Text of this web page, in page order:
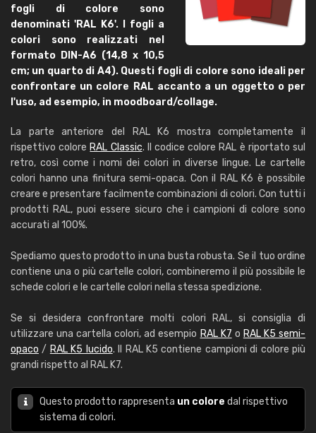
fogli di colore sono
denominati 'RAL K6'. I fogli a
colori sono realizzati nel
formato DIN-A6 (14,8 x 10,5
cm; un quarto di A4). Questi fogli di colore sono ideali per
confrontare un colore RAL accanto a un oggetto o per
l'uso, ad esempio, in moodboard/collage.
La parte anteriore del RAL K6 mostra completamente il
rispettivo colore RAL Classic. Il codice colore RAL è riportato sul
retro, così come i nomi dei colori in diverse lingue. Le cartelle
colori hanno una finitura semi-opaca. Con il RAL K6 è possibile
creare e presentare facilmente combinazioni di colori. Con tutti i
prodotti RAL, puoi essere sicuro che i campioni di colore sono
accurati al 100%.
Spediamo questo prodotto in una busta robusta. Se il tuo ordine
contiene una o più cartelle colori, combineremo il più possibile le
schede colori e le cartelle colori nella stessa spedizione.
Se si desidera confrontare molti colori RAL, si consiglia di
utilizzare una cartella colori, ad esempio RAL K7 o RAL K5 semi-
opaco / RAL K5 lucido. Il RAL K5 contiene campioni di colore più
grandi rispetto al RAL K7.
Questo prodotto rappresenta un colore dal rispettivo
sistema di colori.